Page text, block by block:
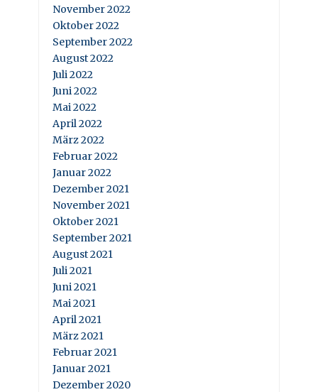
November 2022
Oktober 2022
September 2022
August 2022
Juli 2022
Juni 2022
Mai 2022
April 2022
März 2022
Februar 2022
Januar 2022
Dezember 2021
November 2021
Oktober 2021
September 2021
August 2021
Juli 2021
Juni 2021
Mai 2021
April 2021
März 2021
Februar 2021
Januar 2021
Dezember 2020